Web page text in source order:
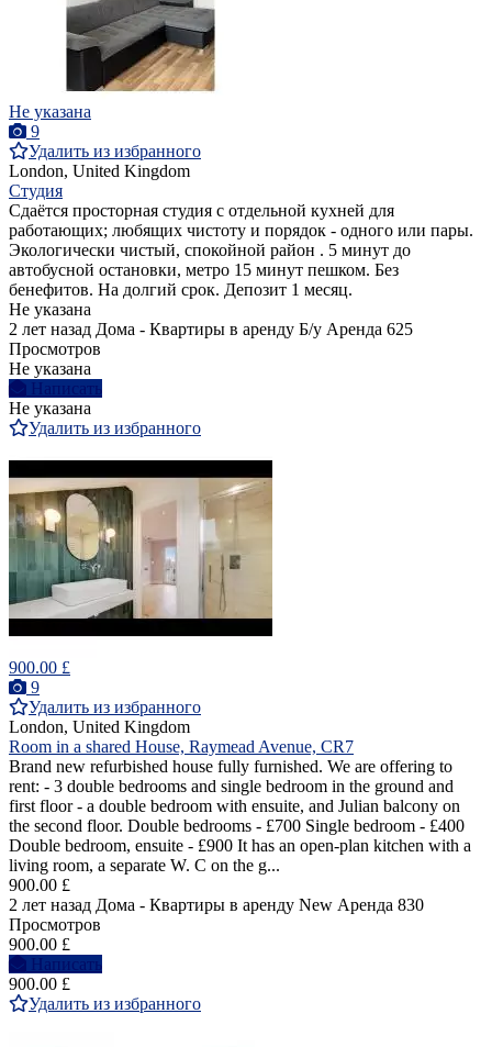
Не указана
9
Удалить из избранного
London, United Kingdom
Студия
Сдаётся просторная студия с отдельной кухней для
работающих; любящих чистоту и порядок - одного или пары.
Экологически чистый, спокойной район . 5 минут до
автобусной остановки, метро 15 минут пешком. Без
бенефитов. На долгий срок. Депозит 1 месяц.
Не указана
2 лет назад Дома - Квартиры в аренду Б/у Аренда 625
Просмотров
Не указана
Написать
Не указана
Удалить из избранного
900.00 £
9
Удалить из избранного
London, United Kingdom
Room in a shared House, Raymead Avenue, CR7
Brand new refurbished house fully furnished. We are offering to
rent: - 3 double bedrooms and single bedroom in the ground and
first floor - a double bedroom with ensuite, and Julian balcony on
the second floor. Double bedrooms - £700 Single bedroom - £400
Double bedroom, ensuite - £900 It has an open-plan kitchen with a
living room, a separate W. C on the g...
900.00 £
2 лет назад Дома - Квартиры в аренду New Аренда 830
Просмотров
900.00 £
Написать
900.00 £
Удалить из избранного